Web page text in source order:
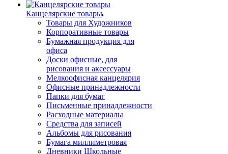
Канцелярские товары
Товары для Художников
Корпоративные товары
Бумажная продукция для
офиса
Доски офисные, для
рисования и аксессуары
Мелкоофисная канцелярия
Офисные принадлежности
Папки для бумаг
Письменные принадлежности
Расходные материалы
Средства для записей
Альбомы для рисования
Бумага миллиметровая
Дневники Школьные